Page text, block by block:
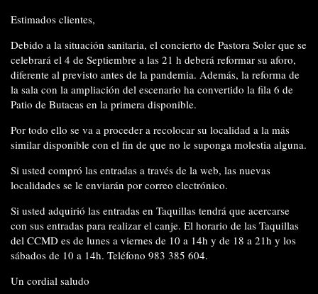
Estimados clientes,
Debido a la situación sanitaria, el concierto de Pastora Soler que se
celebrará el 4 de Septiembre a las 21 h deberá reformar su aforo,
diferente al previsto antes de la pandemia. Además, la reforma de
la sala con la ampliación del escenario ha convertido la fila 6 de
Patio de Butacas en la primera disponible.
Por todo ello se va a proceder a recolocar su localidad a la más
similar disponible con el fin de que no le suponga molestia alguna.
Si usted compró las entradas a través de la web, las nuevas
localidades se le enviarán por correo electrónico.
Si usted adquirió las entradas en Taquillas tendrá que acercarse
con sus entradas para realizar el canje. El horario de las Taquillas
del CCMD es de lunes a viernes de 10 a 14h y de 18 a 21h y los
sábados de 10 a 14h. Teléfono 983 385 604.
Un cordial saludo